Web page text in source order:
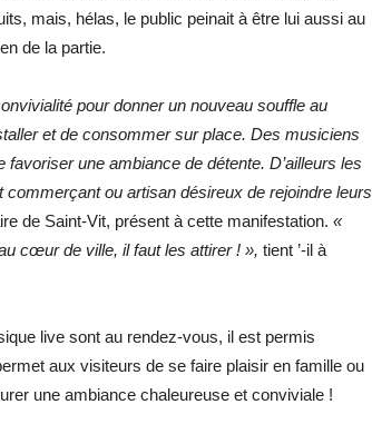
mais, hélas, le public peinait à être lui aussi au
de la partie.
pour donner un nouveau souffle au
et de consommer sur place. Des musiciens
une ambiance de détente. D’ailleurs les
ou artisan désireux de rejoindre leurs
de Saint-Vit, présent à cette manifestation. «
cœur de ville, il faut les attirer ! », tient ’-il à
live sont au rendez-vous, il est permis
aux visiteurs de se faire plaisir en famille ou
une ambiance chaleureuse et conviviale !